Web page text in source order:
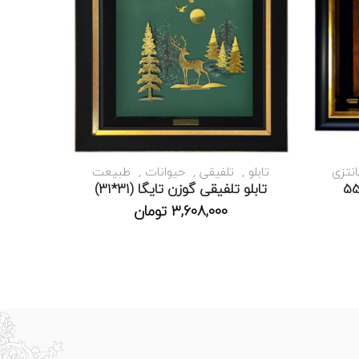
تابلو تلفیقی حیوانات طبیعت
تابلو تلفیقی گوزن تایگا (31*31)
3,608,000 تومان